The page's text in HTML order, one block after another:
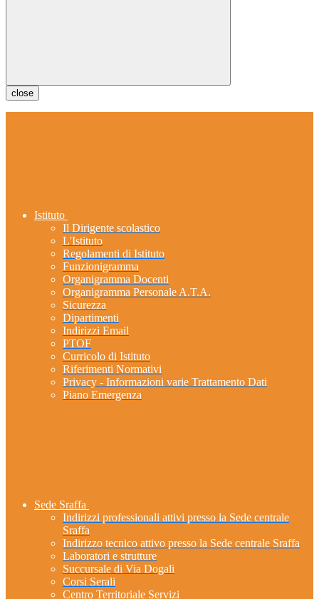
close
Istituto
Il Dirigente scolastico
L'Istituto
Regolamenti di Istituto
Funzionigramma
Organigramma Docenti
Organigramma Personale A.T.A.
Sicurezza
Dipartimenti
Indirizzi Email
PTOF
Curricolo di Istituto
Riferimenti Normativi
Privacy - Informazioni varie Trattamento Dati
Piano Emergenza
Sede Sraffa
Indirizzi professionali attivi presso la Sede centrale
Sraffa
Indirizzo tecnico attivo presso la Sede centrale Sraffa
Laboratori e strutture
Succursale di Via Dogali
Corsi Serali
Centro Territoriale Servizi